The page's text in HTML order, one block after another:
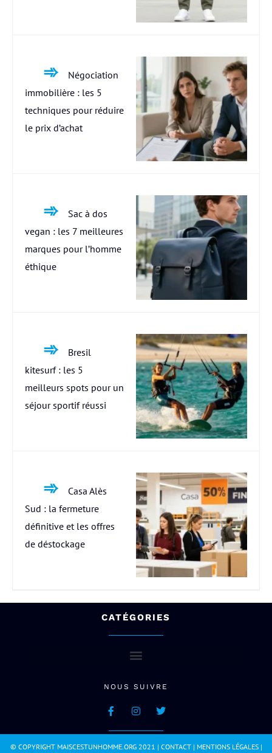
Négociation
immobilière : les 5
techniques pour réduire
le prix d’achat
Sac à dos
vegan : les 7 meilleures
marques pour l’homme
éthique
Bresil
kitesurf : les 5
meilleurs spots pour un
séjour sportif réussi
Casa Alès
Sud : la fermeture
définitive et les offres
de déstockage
CATÉGORIES
NOUS SUIVRE
© COPYRIGHT MAISCESTUNHOMME.ORG 2021 | CONTACT| MENTIONS LÉGALES|